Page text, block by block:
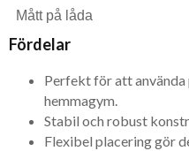
Mått på låda
Fördelar
Perfekt för att använda
hemmagym.
Stabil och robust
Flexibel placering gör